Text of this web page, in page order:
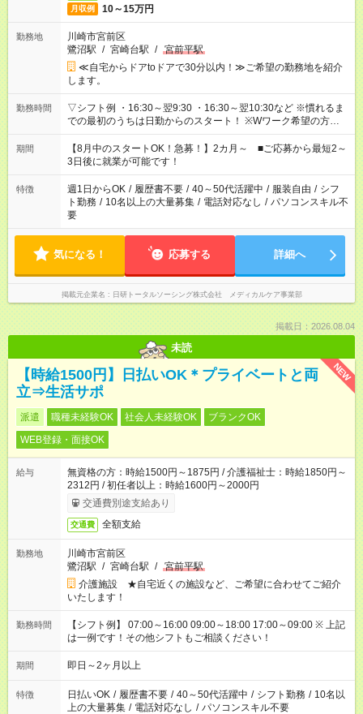
月収例 10～15万円
勤務地
川崎市宮前区
鷺沼駅 / 宮崎台駅 / 宮前平駅
≪自宅からドアtoドアで30分以内！≫ご希望の勤務地を紹介
します。
勤務時間
▽シフト例 ・16:30～翌9:30 ・16:30～翌10:30など ※慣れるま
での最初のうちは日勤からのスタート！ ※Wワーク希望の方へ
今ご覧のお仕事で希望する勤務時間と、もう1つのお仕事の勤務
時間。 合計で週40時間を超える場合は応募できません。
期間
【8月中のスタートOK！急募！】2カ月～ ■ご応募から最短2～
3日後に就業が可能です！
特徴 週1日からOK / 履歴書不要 / 40～50代活躍中 / 服装自由 / シフ
ト勤務 / 10名以上の大量募集 / 電話対応なし / パソコンスキル不
要
気になる！ 応募する 詳細へ
掲載元企業名 日研トータルソーシング株式会社 メディカルケア事業部
掲載日：2026.08.04
未読
NEW
【時給1500円】日払いOK＊プライベートと両
立⇒生活サポ
派遣 職種未経験OK 社会人未経験OK
ブランクOK
WEB登録・面接OK
給与
無資格の方：時給1500円～1875円 / 介護福祉士：時給1850円～
2312円 / 初任者以上：時給1600円～2000円
交通費別途支給あり
交通費 全額支給
勤務地
川崎市宮前区
鷺沼駅 / 宮崎台駅 / 宮前平駅
介護施設 ★自宅近くの施設など、ご希望に合わせてご紹介
いたします！
勤務時間
【シフト例】 07:00～16:00 09:00～18:00 17:00～09:00 ※ 上記
は一例です！その他シフトもご相談ください！
期間 即日～2ヶ月以上
特徴 日払いOK / 履歴書不要 / 40～50代活躍中 / シフト勤務 / 10名以
上の大量募集 / 電話対応なし / パソコンスキル不要